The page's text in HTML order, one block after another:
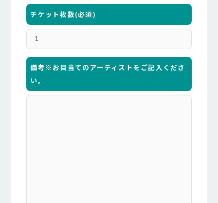
チケット枚数(必須)
備考※お目当てのアーティストをご記入くださ
い。